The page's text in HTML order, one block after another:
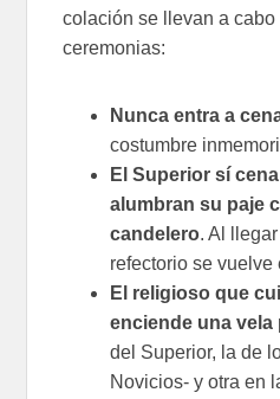
colación se llevan a
ceremonias:
Nunca entra a
costumbre
El Superior sí
alumbran su paje
candelero. Al
refectorio se vuelve
El religioso que
enciende una vela
del Superior, la de
Novicios- y otra en